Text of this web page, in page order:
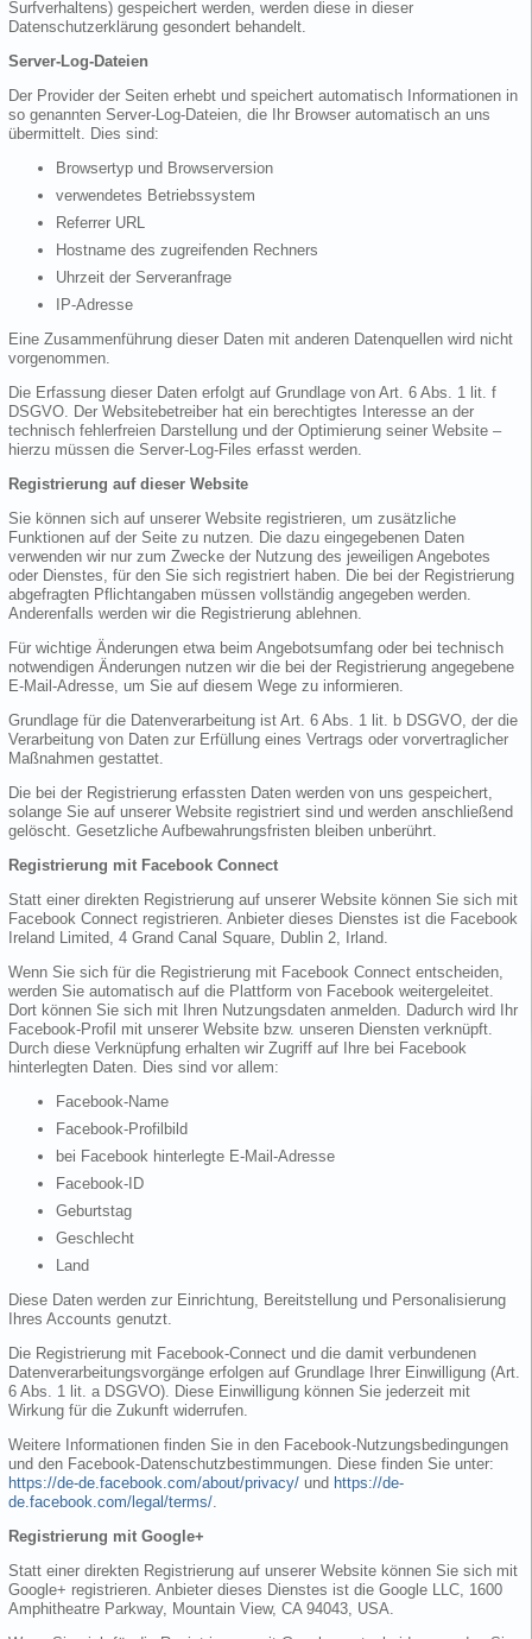
Surfverhaltens) gespeichert werden, werden diese in dieser
Datenschutzerklärung gesondert behandelt.
Server-Log-Dateien
Der Provider der Seiten erhebt und speichert automatisch Informationen in
so genannten Server-Log-Dateien, die Ihr Browser automatisch an uns
übermittelt. Dies sind:
Browsertyp und Browserversion
verwendetes Betriebssystem
Referrer URL
Hostname des zugreifenden Rechners
Uhrzeit der Serveranfrage
IP-Adresse
Eine Zusammenführung dieser Daten mit anderen Datenquellen wird nicht
vorgenommen.
Die Erfassung dieser Daten erfolgt auf Grundlage von Art. 6 Abs. 1 lit. f
DSGVO. Der Websitebetreiber hat ein berechtigtes Interesse an der
technisch fehlerfreien Darstellung und der Optimierung seiner Website –
hierzu müssen die Server-Log-Files erfasst werden.
Registrierung auf dieser Website
Sie können sich auf unserer Website registrieren, um zusätzliche
Funktionen auf der Seite zu nutzen. Die dazu eingegebenen Daten
verwenden wir nur zum Zwecke der Nutzung des jeweiligen Angebotes
oder Dienstes, für den Sie sich registriert haben. Die bei der Registrierung
abgefragten Pflichtangaben müssen vollständig angegeben werden.
Anderenfalls werden wir die Registrierung ablehnen.
Für wichtige Änderungen etwa beim Angebotsumfang oder bei technisch
notwendigen Änderungen nutzen wir die bei der Registrierung angegebene
E-Mail-Adresse, um Sie auf diesem Wege zu informieren.
Grundlage für die Datenverarbeitung ist Art. 6 Abs. 1 lit. b DSGVO, der die
Verarbeitung von Daten zur Erfüllung eines Vertrags oder vorvertraglicher
Maßnahmen gestattet.
Die bei der Registrierung erfassten Daten werden von uns gespeichert,
solange Sie auf unserer Website registriert sind und werden anschließend
gelöscht. Gesetzliche Aufbewahrungsfristen bleiben unberührt.
Registrierung mit Facebook Connect
Statt einer direkten Registrierung auf unserer Website können Sie sich mit
Facebook Connect registrieren. Anbieter dieses Dienstes ist die Facebook
Ireland Limited, 4 Grand Canal Square, Dublin 2, Irland.
Wenn Sie sich für die Registrierung mit Facebook Connect entscheiden,
werden Sie automatisch auf die Plattform von Facebook weitergeleitet.
Dort können Sie sich mit Ihren Nutzungsdaten anmelden. Dadurch wird Ihr
Facebook-Profil mit unserer Website bzw. unseren Diensten verknüpft.
Durch diese Verknüpfung erhalten wir Zugriff auf Ihre bei Facebook
hinterlegten Daten. Dies sind vor allem:
Facebook-Name
Facebook-Profilbild
bei Facebook hinterlegte E-Mail-Adresse
Facebook-ID
Geburtstag
Geschlecht
Land
Diese Daten werden zur Einrichtung, Bereitstellung und Personalisierung
Ihres Accounts genutzt.
Die Registrierung mit Facebook-Connect und die damit verbundenen
Datenverarbeitungsvorgänge erfolgen auf Grundlage Ihrer Einwilligung (Art.
6 Abs. 1 lit. a DSGVO). Diese Einwilligung können Sie jederzeit mit
Wirkung für die Zukunft widerrufen.
Weitere Informationen finden Sie in den Facebook-Nutzungsbedingungen
und den Facebook-Datenschutzbestimmungen. Diese finden Sie unter:
https://de-de.facebook.com/about/privacy/ und https://de-
de.facebook.com/legal/terms/.
Registrierung mit Google+
Statt einer direkten Registrierung auf unserer Website können Sie sich mit
Google+ registrieren. Anbieter dieses Dienstes ist die Google LLC, 1600
Amphitheatre Parkway, Mountain View, CA 94043, USA.